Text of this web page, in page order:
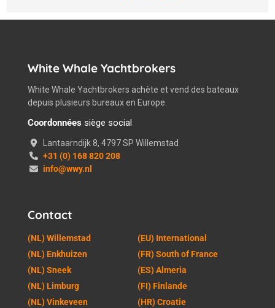
White Whale Yachtbrokers
White Whale Yachtbrokers achète et vend des bateaux
depuis plusieurs bureaux en Europe.
Coordonnées siège social
Lantaarndijk 8, 4797 SP Willemstad
+31 (0) 168 820 208
info@wwy.nl
Contact
(NL) Willemstad
(NL) Enkhuizen
(NL) Sneek
(NL) Limburg
(NL) Vinkeveen
(EU) International
(FR) South of France
(ES) Almeria
(FI) Finlande
(HR) Croatie